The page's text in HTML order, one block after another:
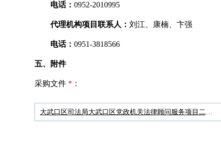
电话： 0952-2010995
代理机构项目联系人： 刘江、康楠、卞强
电话： 0951-3818566
五、附件
采购文件* ：
大武口区司法局大武口区党政机关法律顾问服务项目二标段.pdf